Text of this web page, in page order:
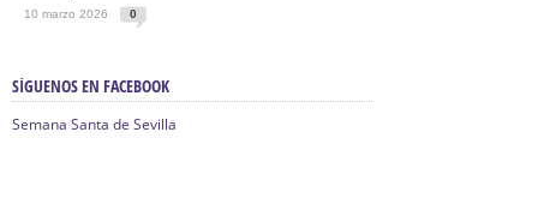
10 marzo 2026 0
SÍGUENOS EN FACEBOOK
Semana Santa de Sevilla